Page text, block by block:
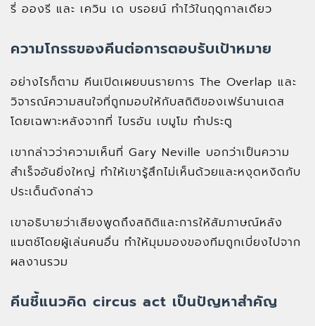
รี่ อองรี และ เควิน เด บรอยน์ ทำไว้ในฤดูกาลเดียว
ความโกรธของคีนต่อการตอบรับเป้าหมาย
อย่างไรก็ตาม คีนเปิดเผยบนรายการ The Overlap และ
วิจารณ์ความสนใจที่ถูกมอบให้กับสถิติของเฟร์นานเดส
โดยเฉพาะหลังจากที่ ไบรอัน เบมูโม ทำประตู
เขากล่าวว่าความเห็นที่ Gary Neville บอกว่าเป็นความ
สำเร็จอันยิ่งใหญ่ ทำให้เขารู้สึกไม่เห็นด้วยและหงุดหงิดกับ
ประเด็นดังกล่าว
เขาอธิบายว่าเสียงพูดถึงสถิติและการให้สัมภาษณ์หลัง
แมตช์โดยผู้เล่นคนอื่น ทำให้มุมมองของทีมถูกเบี่ยงไปจาก
ผลงานรวม
คีนชี้แนวคิด circus act เป็นปัญหาสำคัญ